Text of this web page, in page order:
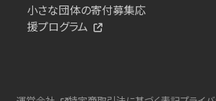
小さな団体の寄付募集応
援プログラム